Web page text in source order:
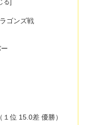
ゴンズ戦
位 15.0差 優勝）